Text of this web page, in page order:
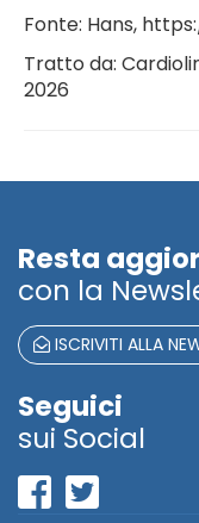
Fonte: Hans,
Tratto da:
2026
Resta
con la
ISCRIVITI ALLA
Seguici
sui Social